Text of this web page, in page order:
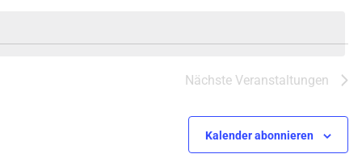
Nächste Veranstaltungen
Kalender abonnieren